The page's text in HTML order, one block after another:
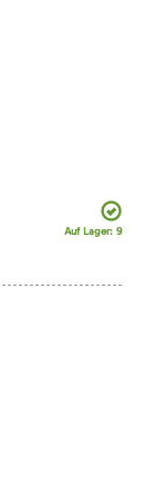
Auf Lager: 9